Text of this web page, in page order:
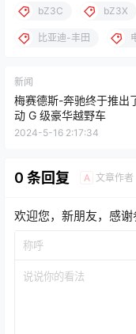
bZ3C bZ3X
比亚迪-丰田
新闻
梅赛德斯-奔驰终于推出
动 G 级豪华越野车
2024-5-16 2:17:34
0 条回复 A 文章作者
欢迎您，新朋友，感谢